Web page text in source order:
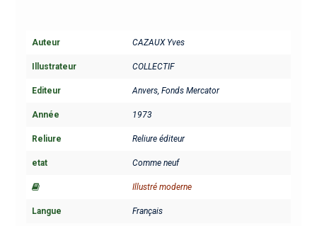
Auteur CAZAUX Yves
Illustrateur COLLECTIF
Editeur Anvers, Fonds Mercator
Année 1973
Reliure Reliure éditeur
etat Comme neuf
Illustré moderne
Langue Français